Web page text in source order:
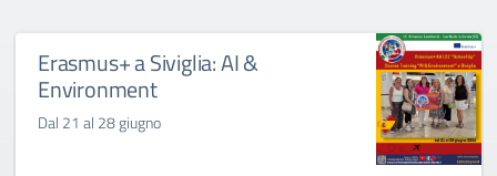
Erasmus+ a Siviglia: AI &
Environment
Dal 21 al 28 giugno